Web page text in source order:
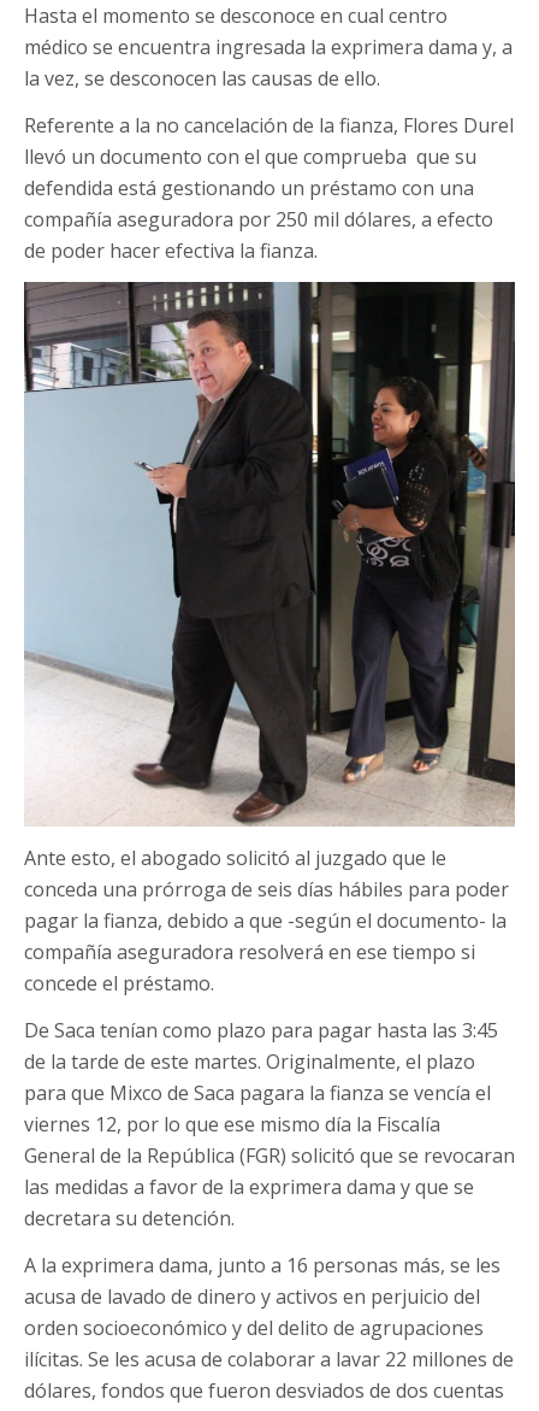
Hasta el momento se desconoce en cual centro
médico se encuentra ingresada la exprimera dama y, a
la vez, se desconocen las causas de ello.
Referente a la no cancelación de la fianza, Flores Durel
llevó un documento con el que comprueba que su
defendida está gestionando un préstamo con una
compañía aseguradora por 250 mil dólares, a efecto
de poder hacer efectiva la fianza.
Ante esto, el abogado solicitó al juzgado que le
conceda una prórroga de seis días hábiles para poder
pagar la fianza, debido a que -según el documento- la
compañía aseguradora resolverá en ese tiempo si
concede el préstamo.
De Saca tenían como plazo para pagar hasta las 3:45
de la tarde de este martes. Originalmente, el plazo
para que Mixco de Saca pagara la fianza se vencía el
viernes 12, por lo que ese mismo día la Fiscalía
General de la República (FGR) solicitó que se revocaran
las medidas a favor de la exprimera dama y que se
decretara su detención.
A la exprimera dama, junto a 16 personas más, se les
acusa de lavado de dinero y activos en perjuicio del
orden socioeconómico y del delito de agrupaciones
ilícitas. Se les acusa de colaborar a lavar 22 millones de
dólares, fondos que fueron desviados de dos cuentas